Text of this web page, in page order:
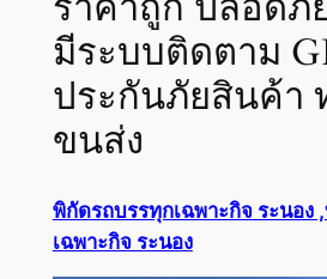
มีระบบติดตาม
ประกันภัยสินค้า
ขนส่ง
พิกัดรถบรรทุกเฉพาะกิจ ระนอง
เฉพาะกิจ ระนอง